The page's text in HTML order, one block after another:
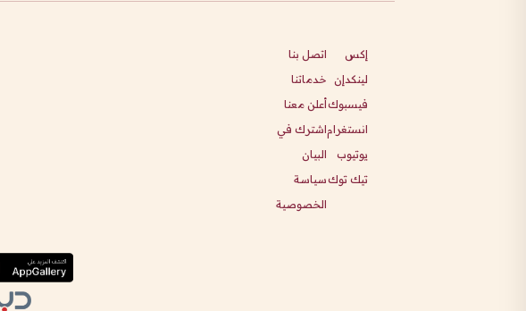
إكس
لينكدإن
فيسبوك
انستغرام
يوتيوب
تيك توك
اتصل بنا
خدماتنا
أعلن معنا
اشترك في
البيان
سياسة
الخصوصية